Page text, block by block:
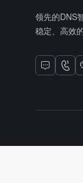
领先的DNS
稳定、高效